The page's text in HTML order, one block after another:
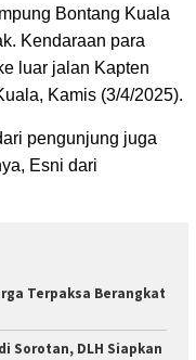
Bontang Kuala
Kendaraan para
luar jalan Kapten
Kamis (3/4/2025).
pengunjung juga
Esni dari
Terpaksa Berangkat
Sorotan, DLH Siapkan